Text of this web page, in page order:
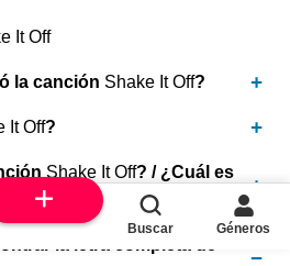
It Off
la canción Shake It Off?
It Off?
Shake It Off? / ¿Cuál es
Buscar Géneros